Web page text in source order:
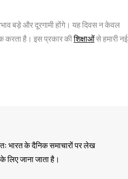
बड़े और दूरगामी होंगे। यह दिवस न केवल
करता है। इस प्रकार कीशिक्षाओं से हमारी नई
भारत के दैनिक समाचारों पर लेख
लिए जाना जाता है।